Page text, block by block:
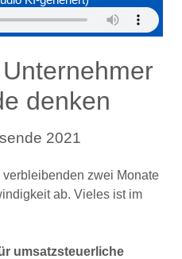
denken
2021
zwei Monate
ab. Vieles ist im
umsatzsteuerliche